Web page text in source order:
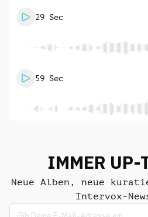
29 Sec
59 Sec
IMMER UP-
Neue Alben, neue
Intervox-